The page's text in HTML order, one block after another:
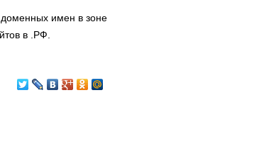
доменных имен в зоне
в .РФ.